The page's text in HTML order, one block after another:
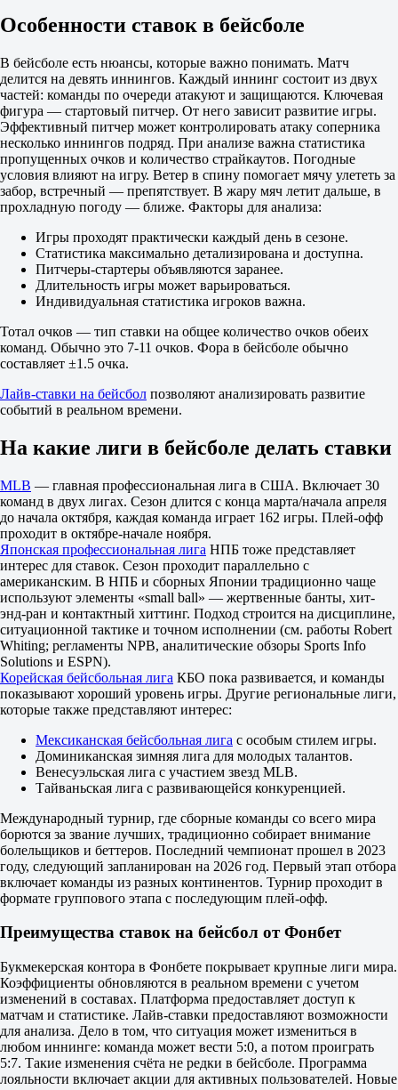
Тотал
М
8.5
1.75
2.00
ИТ 1
Б
М
3.5
1.78
1.92
ИТ 2
Сиэтл Маринерс
-
Тампа-Бэй Рейс
Сегодня в 23:10
-
1.95
1
2
2.17
+1
1.65
Тотал
Б
М
7.5
1.83
1.92
ИТ 1
Б
М
3.5
1.77
1.93
1.77
Сан-Диего Падрес
-
Хьюстон Астрос
Завтра в 03:20
1.78
-
Фора
2
-1
2.10
+1
1.70
Тотал
Б
М
Особенности ставок в бейсболе
В бейсболе есть нюансы, которые важно понимать. Матч
делится на девять иннингов. Каждый иннинг состоит из двух
частей: команды по очереди атакуют и защищаются. Ключевая
фигура — стартовый питчер. От него зависит развитие игры.
Эффективный питчер может контролировать атаку соперника
несколько иннингов подряд. При анализе важна статистика
пропущенных очков и количество страйкаутов. Погодные
условия влияют на игру. Ветер в спину помогает мячу улететь за
забор, встречный — препятствует. В жару мяч летит дальше, в
прохладную погоду — ближе. Факторы для анализа:
Игры проходят практически каждый день в сезоне.
Статистика максимально детализирована и доступна.
Питчеры-стартеры объявляются заранее.
Длительность игры может варьироваться.
Индивидуальная статистика игроков важна.
Тотал очков — тип ставки на общее количество очков обеих
команд. Обычно это 7-11 очков. Фора в бейсболе обычно
составляет ±1.5 очка.
Лайв-ставки на бейсбол позволяют анализировать развитие
событий в реальном времени.
На какие лиги в бейсболе делать ставки
MLB — главная профессиональная лига в США. Включает 30
команд в двух лигах. Сезон длится с конца марта/начала апреля
до начала октября, каждая команда играет 162 игры. Плей-офф
проходит в октябре-начале ноября.
Японская профессиональная лига НПБ тоже представляет
интерес для ставок. Сезон проходит параллельно с
американским. В НПБ и сборных Японии традиционно чаще
используют элементы «small ball» — жертвенные банты, хит-
энд-ран и контактный хиттинг. Подход строится на дисциплине,
ситуационной тактике и точном исполнении (см. работы Robert
Whiting; регламенты NPB, аналитические обзоры Sports Info
Solutions и ESPN).
Корейская бейсбольная лига КБО пока развивается, и команды
показывают хороший уровень игры. Другие региональные лиги,
которые также представляют интерес:
Мексиканская бейсбольная лига с особым стилем игры.
Доминиканская зимняя лига для молодых талантов.
Венесуэльская лига с участием звезд MLB.
Тайваньская лига с развивающейся конкуренцией.
Международный турнир, где сборные команды со всего мира
борются за звание лучших, традиционно собирает внимание
болельщиков и беттеров. Последний чемпионат прошел в 2023
году, следующий запланирован на 2026 год. Первый этап отбора
включает команды из разных континентов. Турнир проходит в
формате группового этапа с последующим плей-офф.
Преимущества ставок на бейсбол от Фонбет
Букмекерская контора в Фонбете покрывает крупные лиги мира.
Коэффициенты обновляются в реальном времени с учетом
изменений в составах. Платформа предоставляет доступ к
матчам и статистике. Лайв-ставки предоставляют возможности
для анализа. Дело в том, что ситуация может измениться в
любом иннинге: команда может вести 5:0, а потом проиграть
5:7. Такие изменения счёта не редки в бейсболе. Программа
лояльности включает акции для активных пользователей. Новые